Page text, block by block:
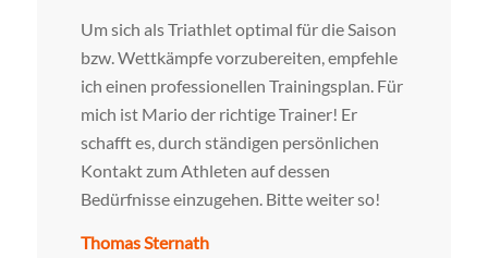
Um sich als Triathlet optimal für die Saison
bzw. Wettkämpfe vorzubereiten, empfehle
ich einen professionellen Trainingsplan. Für
mich ist Mario der richtige Trainer! Er
schafft es, durch ständigen persönlichen
Kontakt zum Athleten auf dessen
Bedürfnisse einzugehen. Bitte weiter so!
Thomas Sternath